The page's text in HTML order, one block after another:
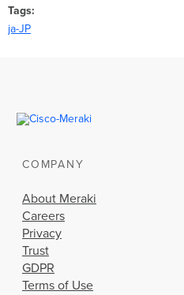
Tags
ja-JP
COMPANY
About Meraki
Careers
Privacy
Trust
GDPR
Terms of Use